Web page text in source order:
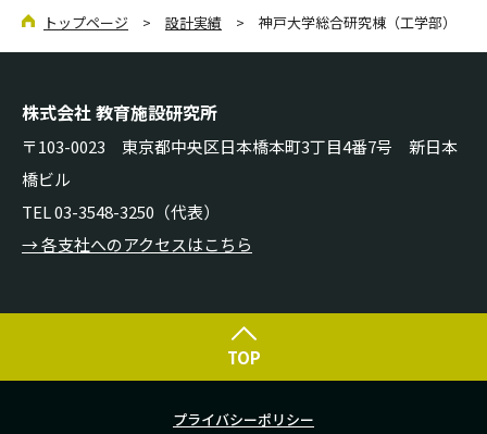
トップページ > 設計実績 > 神戸大学総合研究棟（工学部）
株式会社 教育施設研究所
〒103-0023 東京都中央区日本橋本町3丁目4番7号 新日本
橋ビル
TEL 03-3548-3250（代表）
→ 各支社へのアクセスはこちら
TOP
プライバシーポリシー